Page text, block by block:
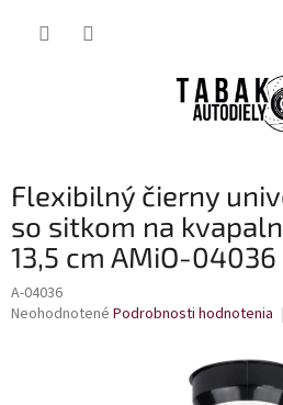
Flexibilný čierny
so sitkom na
13,5 cm AMiO-04036
A-04036
Priemerné
Neohodnotené Podrobnosti hodnotenia